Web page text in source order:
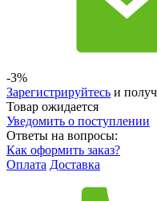
-3%
Зарегистрируйтесь и
Товар ожидается
Уведомить о поступлении
Ответы на вопросы:
Как оформить заказ?
Оплата Доставка